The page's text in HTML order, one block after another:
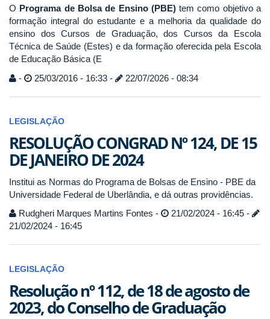
O Programa de Bolsa de Ensino (PBE)tem como objetivo a
formação integral do estudante e a melhoria da qualidade do
ensino dos Cursos de Graduação, dos Cursos da Escola
Técnica de Saúde (Estes) e da formação oferecida pela Escola
de Educação Básica (E
-
25/03/2016 - 16:33 - 22/07/2026 - 08:34
LEGISLAÇÃO
RESOLUÇÃO CONGRAD Nº 124, DE 15
DE JANEIRO DE 2024
Institui as Normas do Programa de Bolsas de Ensino - PBE da
Universidade Federal de Uberlândia, e dá outras providências.
Rudgheri Marques Martins Fontes -
21/02/2024 - 16:45 -
21/02/2024 - 16:45
LEGISLAÇÃO
Resolução nº 112, de 18 de agosto de
2023, do Conselho de Graduação